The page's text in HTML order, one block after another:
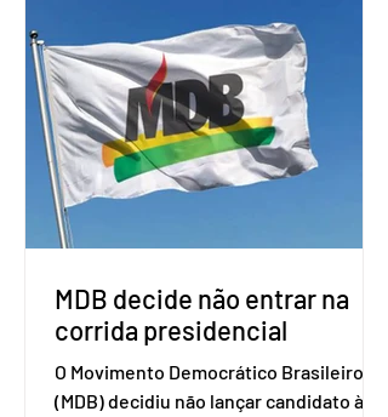
Uruguai, além de outros países
associados. “Decidimos criar um grupo
de trabalho que vai identificar
sensibilidades dos dois lados e evitar
que elas sejam um empecilho para a
retomada das negociações de um
acordo do Mercosul com a Coreia”,
disse o presiden
MDB decide não entrar na
corrida presidencial
O Movimento Democrático Brasileiro
(MDB) decidiu não lançar candidato à